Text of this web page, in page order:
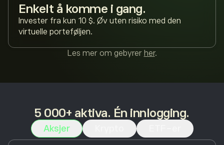
Enkelt å komme i gang.
Invester fra kun 10 $. Øv uten risiko med den
virtuelle porteføljen.
Les mer om gebyrer her.
5 000+ aktiva. Én innlogging.
Aksjer